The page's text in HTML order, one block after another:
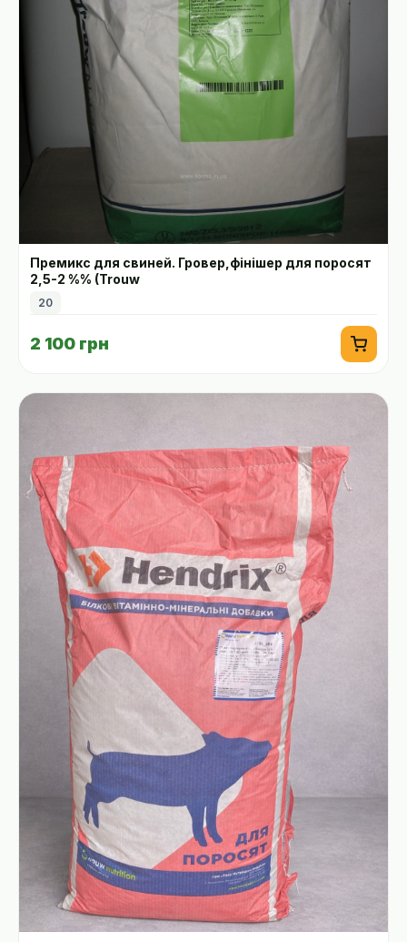
Премикс для свиней. Гровер,фінішер для поросят
2,5-2 %% (Trouw
20
2 100 грн